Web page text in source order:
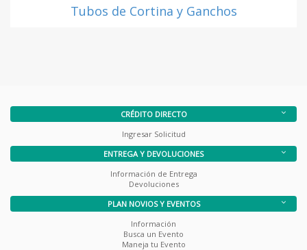
Tubos de Cortina y Ganchos
CRÉDITO DIRECTO
Ingresar Solicitud
ENTREGA Y DEVOLUCIONES
Información de Entrega
Devoluciones
PLAN NOVIOS Y EVENTOS
Información
Busca un Evento
Maneja tu Evento